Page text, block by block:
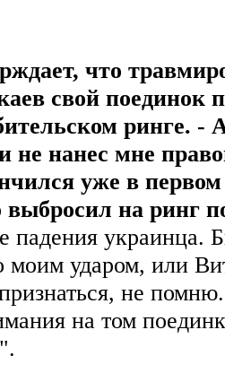
что
свой поединок
ринге. -
не нанес мне
уже в первом
на ринг
падения украинца.
моим ударом, или
не
на том